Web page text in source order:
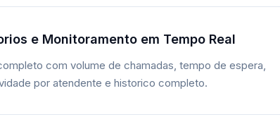
e Monitoramento em Tempo Real
com volume de chamadas, tempo de espera,
por atendente e historico completo.